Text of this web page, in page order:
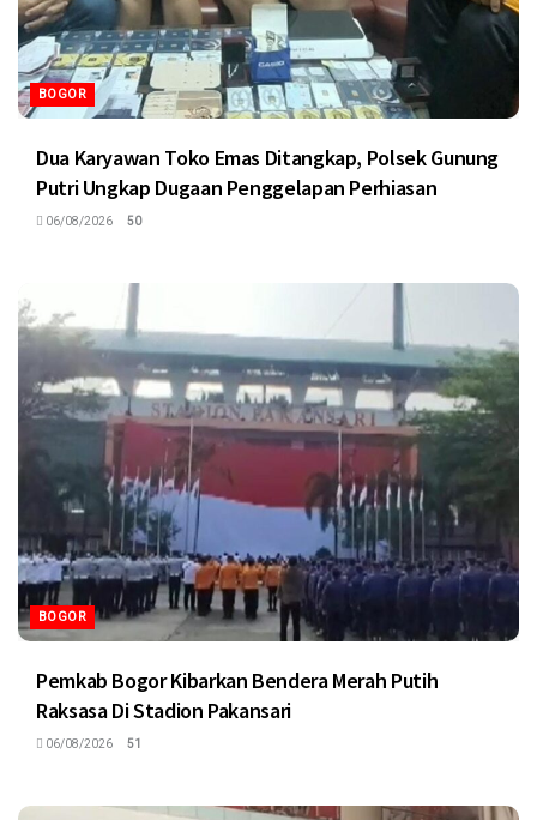
BOGOR
Dua Karyawan Toko Emas Ditangkap, Polsek Gunung
Putri Ungkap Dugaan Penggelapan Perhiasan
06/08/2026 50
BOGOR
Pemkab Bogor Kibarkan Bendera Merah Putih
Raksasa Di Stadion Pakansari
06/08/2026 51